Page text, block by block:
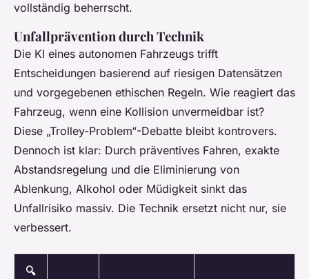
vollständig beherrscht.
Unfallprävention durch Technik
Die KI eines autonomen Fahrzeugs trifft
Entscheidungen basierend auf riesigen Datensätzen
und vorgegebenen ethischen Regeln. Wie reagiert das
Fahrzeug, wenn eine Kollision unvermeidbar ist?
Diese „Trolley-Problem“-Debatte bleibt kontrovers.
Dennoch ist klar: Durch präventives Fahren, exakte
Abstandsregelung und die Eliminierung von
Ablenkung, Alkohol oder Müdigkeit sinkt das
Unfallrisiko massiv. Die Technik ersetzt nicht nur, sie
verbessert.
🔍